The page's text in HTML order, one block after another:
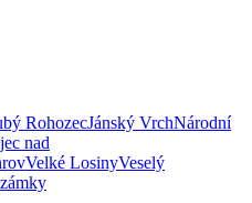
RohozecJánský VrchNárodní
nad
Velké LosinyVeselý
zámky